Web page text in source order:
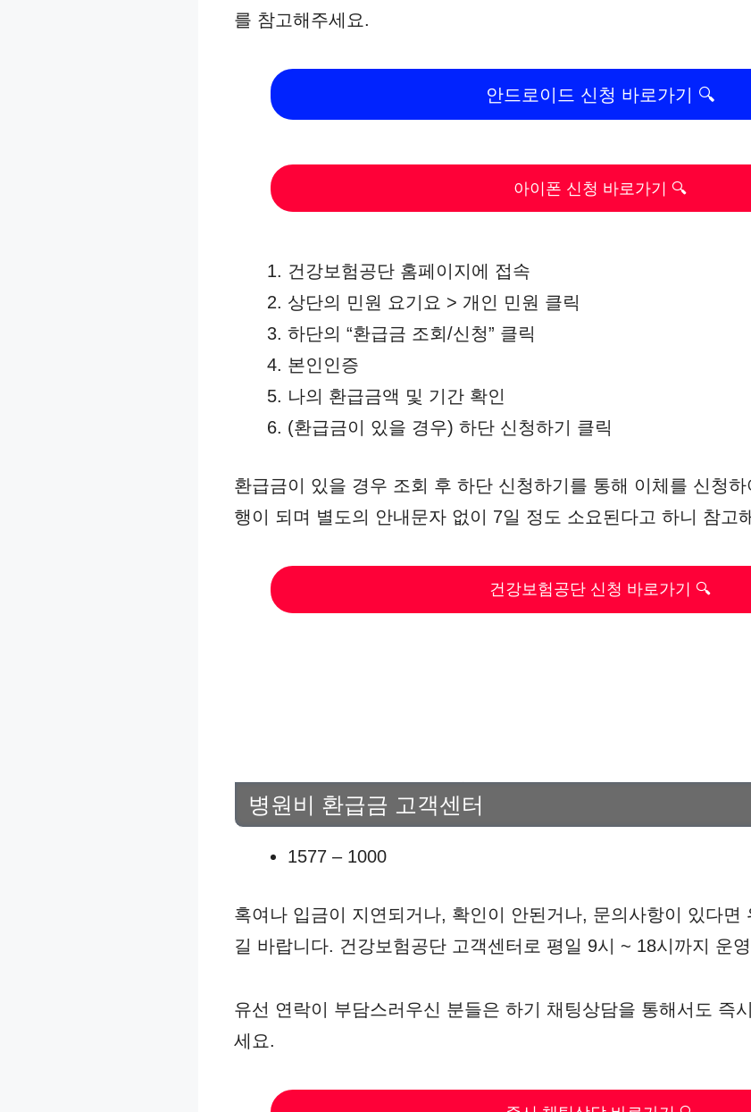
를 참고해주세요.
안드로이드 신청 바로가기 🔍
아이폰 신청 바로가기 🔍
건강보험공단 홈페이지에 접속
상단의 민원 요기요 > 개인 민원 클릭
하단의 “환급금 조회/신청” 클릭
본인인증
나의 환급금액 및 기간 확인
(환급금이 있을 경우) 하단 신청하기 클릭
환급금이 있을 경우 조회 후 하단 신청하기를 통해 이체를 신청
행이 되며 별도의 안내문자 없이 7일 정도 소요된다고 하니 참고
건강보험공단 신청 바로가기 🔍
병원비 환급금 고객센터
1577 – 1000
혹여나 입금이 지연되거나, 확인이 안된거나, 문의사항이 있다면
길 바랍니다. 건강보험공단 고객센터로 평일 9시 ~ 18시까지 운
유선 연락이 부담스러우신 분들은 하기 채팅상담을 통해서도 즉
세요.